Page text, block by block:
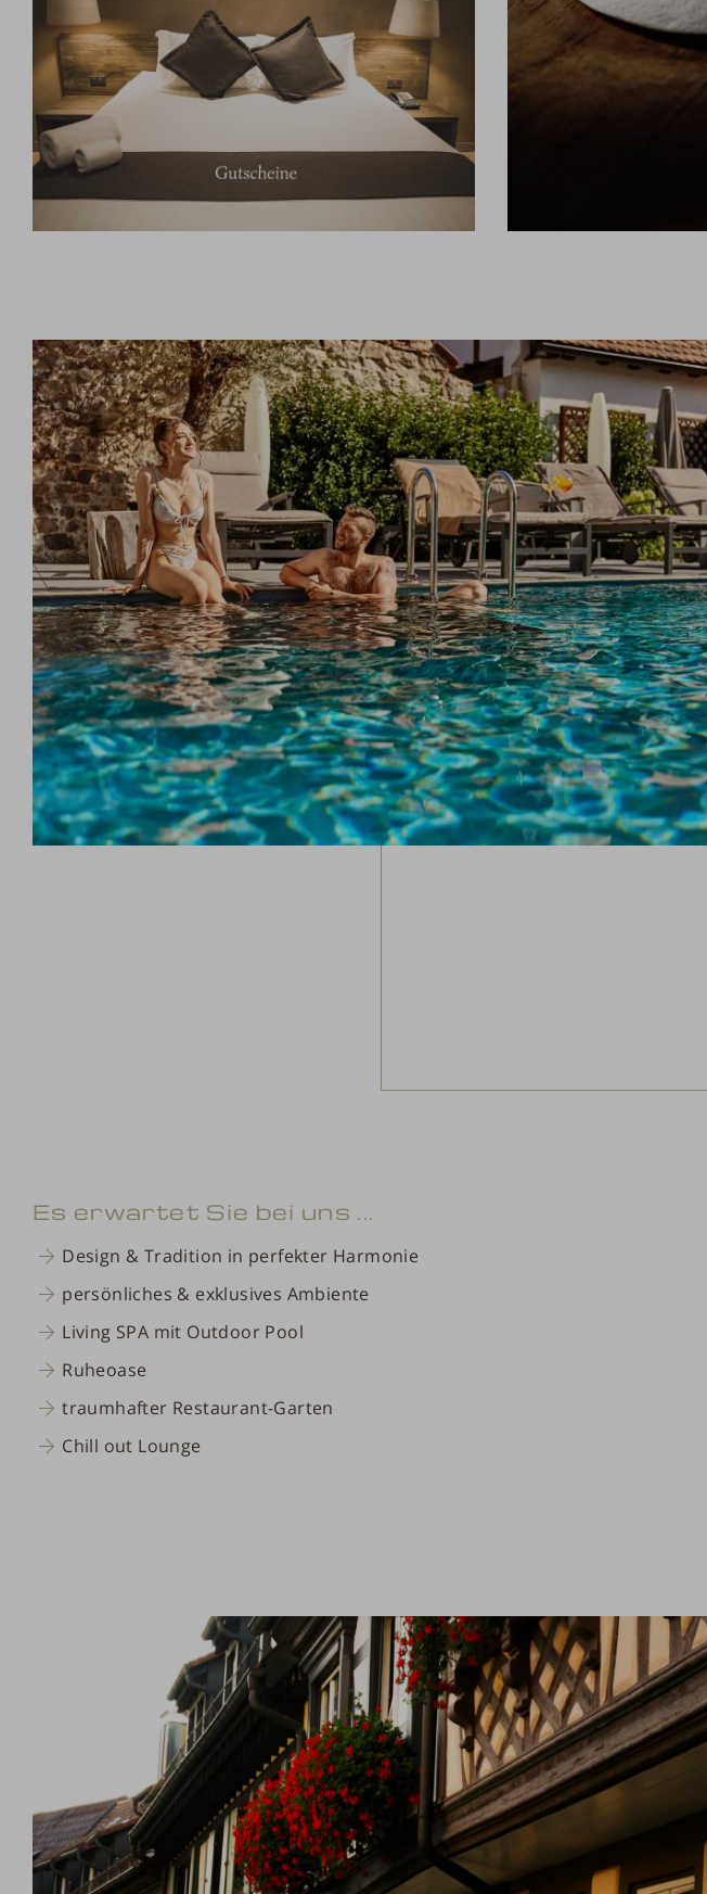
Es erwartet Sie bei uns ...
Design & Tradition in perfekter Harmonie
persönliches & exklusives Ambiente
Living SPA mit Outdoor Pool
Ruheoase
traumhafter Restaurant-Garten
Chill out Lounge